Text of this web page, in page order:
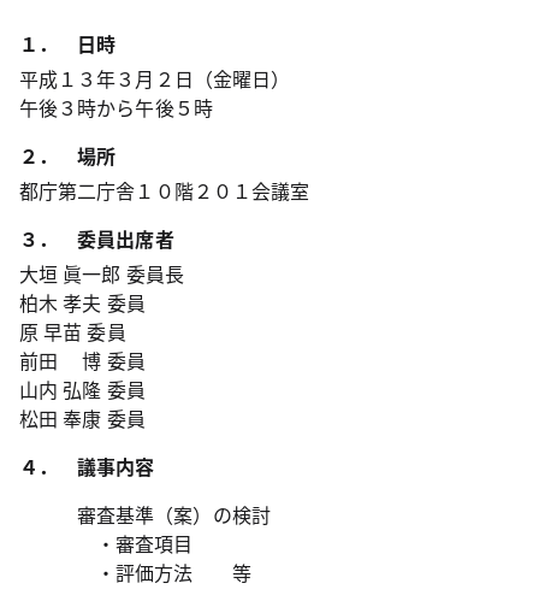
１． 日時
平成１３年３月２日（金曜日）
午後３時から午後５時
２．場所
都庁第二庁舎１０階２０１会議室
３． 委員出席者
大垣 眞一郎 委員長
柏木 孝夫 委員
原 早苗 委員
前田
博 委員
山内 弘隆 委員
松田 奉康 委員
４． 議事内容
審査基準（案）の検討
・審査項目
・評価方法 等